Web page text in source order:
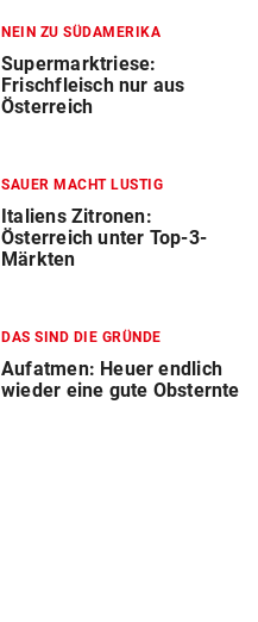
NEIN ZU SÜDAMERIKA
Supermarktriese:
Frischfleisch nur aus
Österreich
SAUER MACHT LUSTIG
Italiens Zitronen:
Österreich unter Top-3-
Märkten
DAS SIND DIE GRÜNDE
Aufatmen: Heuer endlich
wieder eine gute Obsternte